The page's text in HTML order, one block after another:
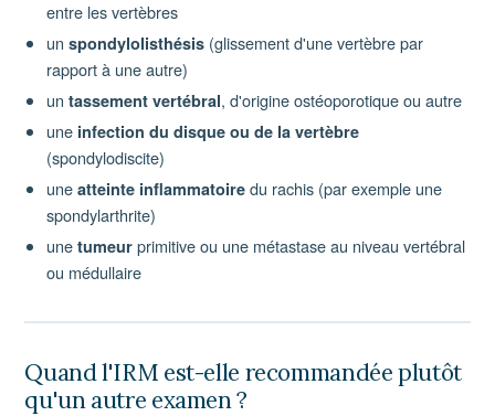
entre les vertèbres
unspondylolisthésis (glissement d'une vertèbre par
rapport à une autre)
untassement vertébral, d'origine ostéoporotique ou autre
une infection du disque ou de la vertèbre
(spondylodiscite)
uneatteinte inflammatoire du rachis (par exemple une
spondylarthrite)
unetumeur primitive ou une métastase au niveau vertébral
ou médullaire
Quand l'IRM est-elle recommandée plutôt
qu'un autre examen ?